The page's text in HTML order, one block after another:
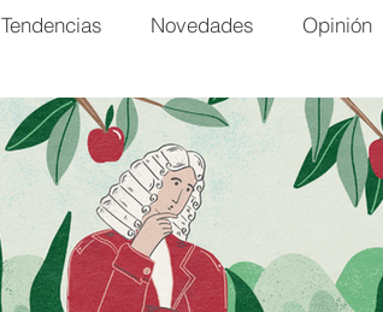
Tendencias Novedades Opinión